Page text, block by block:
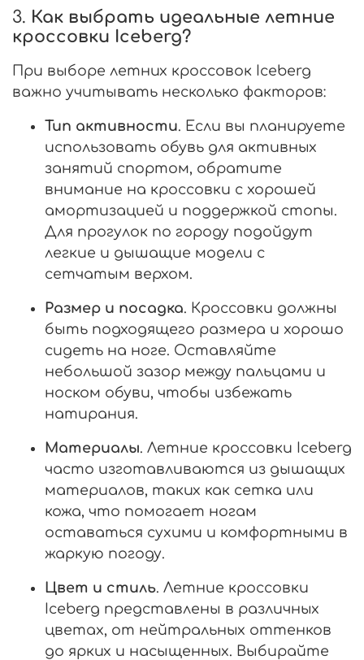
3. Как выбрать идеальные летние
кроссовки Iceberg?
При выборе летних кроссовок Iceberg
важно учитывать несколько факторов:
Тип активности. Если вы планируете
использовать обувь для активных
занятий спортом, обратите
внимание на кроссовки с хорошей
амортизацией и поддержкой стопы.
Для прогулок по городу подойдут
легкие и дышащие модели с
сетчатым верхом.
Размер и посадка. Кроссовки должны
быть подходящего размера и хорошо
сидеть на ноге. Оставляйте
небольшой зазор между пальцами и
носком обуви, чтобы избежать
натирания.
Материалы. Летние кроссовки Iceberg
часто изготавливаются из дышащих
материалов, таких как сетка или
кожа, что помогает ногам
оставаться сухими и комфортными в
жаркую погоду.
Цвет и стиль. Летние кроссовки
Iceberg представлены в различных
цветах, от нейтральных оттенков
до ярких и насыщенных. Выбирайте